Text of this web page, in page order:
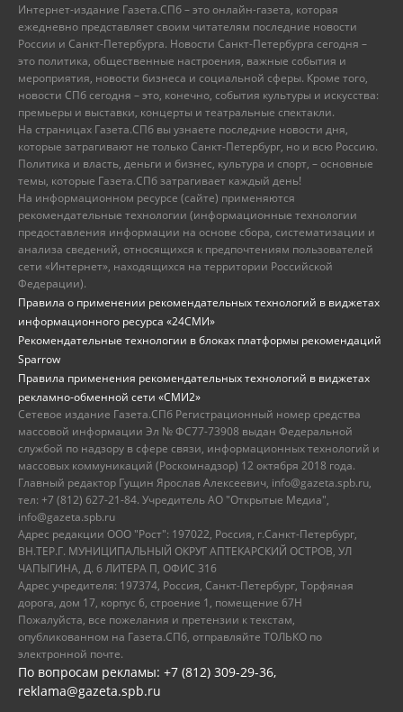
Интернет-издание Газета.СПб – это онлайн-газета, которая
ежедневно представляет своим читателям последние новости
России и Санкт-Петербурга. Новости Санкт-Петербурга сегодня –
это политика, общественные настроения, важные события и
мероприятия, новости бизнеса и социальной сферы. Кроме того,
новости СПб сегодня – это, конечно, события культуры и искусства:
премьеры и выставки, концерты и театральные спектакли.
На страницах Газета.СПб вы узнаете последние новости дня,
которые затрагивают не только Санкт-Петербург, но и всю Россию.
Политика и власть, деньги и бизнес, культура и спорт, – основные
темы, которые Газета.СПб затрагивает каждый день!
На информационном ресурсе (сайте) применяются
рекомендательные технологии (информационные технологии
предоставления информации на основе сбора, систематизации и
анализа сведений, относящихся к предпочтениям пользователей
сети «Интернет», находящихся на территории Российской
Федерации).
Правила о применении рекомендательных технологий в виджетах
информационного ресурса «24СМИ»
Рекомендательные технологии в блоках платформы рекомендаций
Sparrow
Правила применения рекомендательных технологий в виджетах
рекламно-обменной сети «СМИ2»
Сетевое издание Газета.СПб Регистрационный номер средства
массовой информации Эл № ФС77-73908 выдан Федеральной
службой по надзору в сфере связи, информационных технологий и
массовых коммуникаций (Роскомнадзор) 12 октября 2018 года.
Главный редактор Гущин Ярослав Алексеевич, info@gazeta.spb.ru,
тел: +7 (812) 627-21-84. Учредитель АО "Открытые Медиа",
info@gazeta.spb.ru
Адрес редакции ООО "Рост": 197022, Россия, г.Санкт-Петербург,
ВН.ТЕР.Г. МУНИЦИПАЛЬНЫЙ ОКРУГ АПТЕКАРСКИЙ ОСТРОВ, УЛ
ЧАПЫГИНА, Д. 6 ЛИТЕРА П, ОФИС 316
Адрес учредителя: 197374, Россия, Санкт-Петербург, Торфяная
дорога, дом 17, корпус 6, строение 1, помещение 67Н
Пожалуйста, все пожелания и претензии к текстам,
опубликованном на Газета.СПб, отправляйте ТОЛЬКО по
электронной почте.
По вопросам рекламы: +7 (812) 309-29-36,
reklama@gazeta.spb.ru